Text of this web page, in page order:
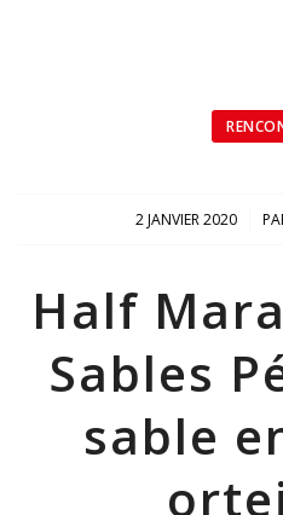
2 JANVIER 2020
/
Half
Sables
sable